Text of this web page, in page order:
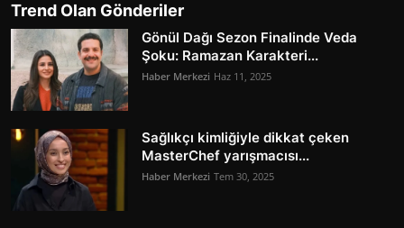
Trend Olan Gönderiler
Gönül Dağı Sezon Finalinde Veda
Şoku: Ramazan Karakteri...
Haber Merkezi Haz 11, 2025
Sağlıkçı kimliğiyle dikkat çeken
MasterChef yarışmacısı...
Haber Merkezi Tem 30, 2025